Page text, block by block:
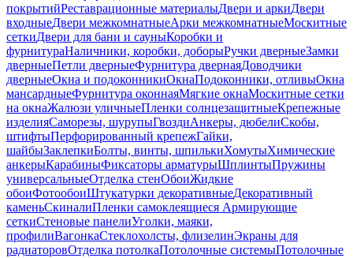
покрытийРеставрационные материалыДвери и аркиДвери
входныеДвери межкомнатныеАрки межкомнатныеМоскитные
сеткиДвери для бани и сауныКоробки и
фурнитураНаличники, коробки, доборыРучки дверныеЗамки
дверныеПетли дверныеФурнитура двернаяДоводчики
дверныеОкна и подоконникиОкнаПодоконники, отливыОкна
мансардныеФурнитура оконнаяМягкие окнаМоскитные сетки
на окнаЖалюзи уличныеПленки солнцезащитныеКрепежные
изделияСаморезы, шурупыГвоздиАнкеры, дюбелиСкобы,
штифтыПерфорированный крепежГайки,
шайбыЗаклепкиБолты, винты, шпилькиХомутыХимические
анкерыКарабиныФиксаторы арматурыШплинтыПружины
универсальныеОтделка стенОбоиЖидкие
обоиФотообоиШтукатурки декоративныеДекоративный
каменьСкиналиПленки самоклеящиеся Армирующие
сеткиСтеновые панелиУголки, маяки,
профилиВагонкаСтеклохолсты, флизелинЭкраны для
радиаторовОтделка потолкаПотолочные системыПотолочные